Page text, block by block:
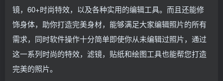
镜，60+时尚特效，以及各种实用的编辑工具。而且还能修
饰身体，助你打造完美身材，能够满足大家编辑照片的所有
需求，同时软件操作十分简单即使你从未编辑过照片，通过
这一系列时尚的特效，滤镜，贴纸和绘图工具也能帮您打造
完美的照片。